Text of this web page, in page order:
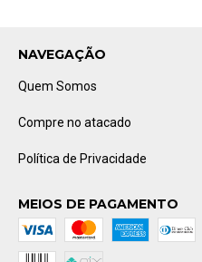
NAVEGAÇÃO
Quem Somos
Compre no atacado
Política de Privacidade
MEIOS DE PAGAMENTO